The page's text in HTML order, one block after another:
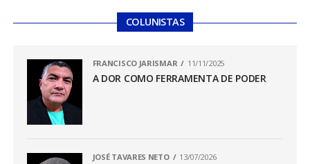
COLUNISTAS
FRANCISCO JARISMAR 11/11/2025
A DOR COMO FERRAMENTA DE PODER
JOSÉ TAVARES NETO 13/07/2026